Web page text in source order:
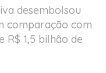
desembolsou
comparação com
R$ 1,5 bilhão de